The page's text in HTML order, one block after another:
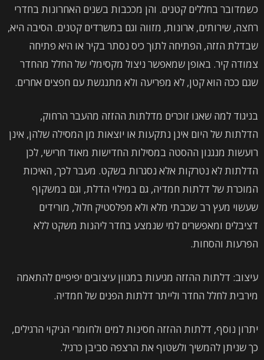
כשמדובר בחללים קטנים. והן מככבות בשנים האחרונות בחדרי
רחצה, שירותים, ארונות, מזווה וגם במשרדים קטנים. הסיבה היא,
שבדלת הזזה, הפתיחה לתוך כיס נסתר בקיר או היא פתיחה
צמודה קיר. באופן שמאפשר ניצול מקסימלי של החלל מהחדר
שגם ככה הוא קטן, לא מפריעה ולא מתנגשת עם חפצים אחרים.
בניגוד למה שאנו זוכרים מדלתות ההזזה מהעבר הרחוק,
הדלתות של היום אינן נתקעות או יוצאות מן המסילה שלהן, אינן
רועשות מנגנון ההסטה במסילות החדישות מאוד חרישי, לכן
הדלתות לא נטרקות אלא נסגרות בשקט. מעבר לכך, האיכות
המוכרת של דלתות חמדיה, גם במילוי הדלת, וגם במשקוף
שעשוי מעץ רב שכבתי מלא ולא מפלסטיק חלול, מורידים
דציבלים ומאפשרים למי שנמצע בחדר ליהנות משקט ללא
הפרעות והסחות.
עיצוב: דלתות ההזזה מגיעות במגוון עיצובים יפיפיים להתאמה
מירבית לחלל החדר ולייתר דלתות הפנים של חמדיה.
יתרון נוסף, דלתות ההזזה חסינות למים ולחומרי הניקוי הרגילים,
כך שניתן להמשיך ולשטוף את הרצפה סביבן כרגיל.